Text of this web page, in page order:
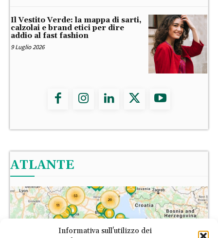
Informativa sull'utilizzo dei
Il Vestito Verde: la mappa di sarti,
calzolai e brand etici per dire
addio al fast fashion
9 Luglio 2026
ATLANTE